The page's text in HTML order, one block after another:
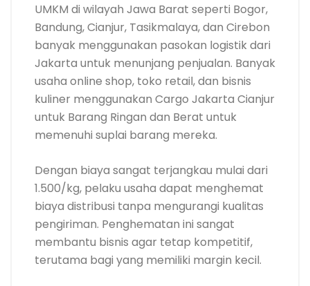
UMKM di wilayah Jawa Barat seperti Bogor,
Bandung, Cianjur, Tasikmalaya, dan Cirebon
banyak menggunakan pasokan logistik dari
Jakarta untuk menunjang penjualan. Banyak
usaha online shop, toko retail, dan bisnis
kuliner menggunakan Cargo Jakarta Cianjur
untuk Barang Ringan dan Berat untuk
memenuhi suplai barang mereka.
Dengan biaya sangat terjangkau mulai dari
1.500/kg, pelaku usaha dapat menghemat
biaya distribusi tanpa mengurangi kualitas
pengiriman. Penghematan ini sangat
membantu bisnis agar tetap kompetitif,
terutama bagi yang memiliki margin kecil.